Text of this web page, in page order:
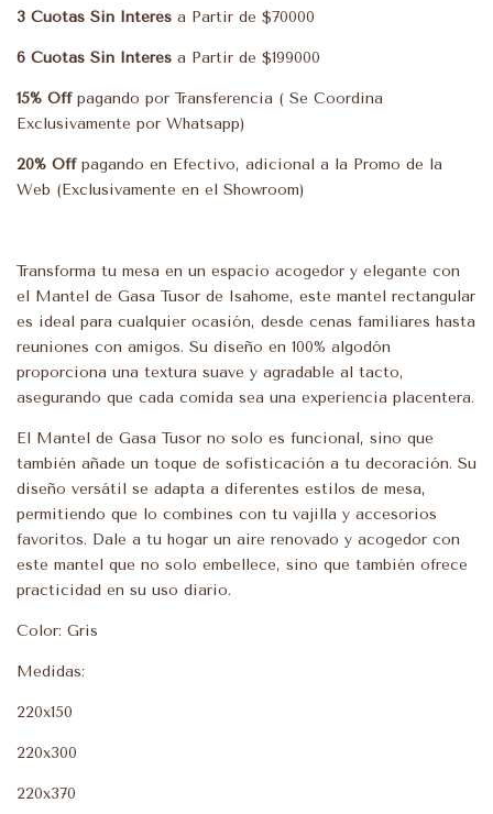
3 Cuotas Sin Interés a Partir de $70000
6 Cuotas Sin Interés a Partir de $199000
15% Off pagando por Transferencia ( Se Coordina
Exclusivamente por Whatsapp)
20% Offpagando en Efectivo, adicional a la Promo de la
Web (Exclusivamente en el Showroom)
Transforma tu mesa en un espacio acogedor y elegante con
el Mantel de Gasa Tusor de Isahome, este mantel rectangular
es ideal para cualquier ocasión, desde cenas familiares hasta
reuniones con amigos. Su diseño en 100% algodón
proporciona una textura suave y agradable al tacto,
asegurando que cada comida sea una experiencia placentera.
El Mantel de Gasa Tusor no solo es funcional, sino que
también añade un toque de sofisticación a tu decoración. Su
diseño versátil se adapta a diferentes estilos de mesa,
permitiendo que lo combines con tu vajilla y accesorios
favoritos. Dale a tu hogar un aire renovado y acogedor con
este mantel que no solo embellece, sino que también ofrece
practicidad en su uso diario.
Color: Gris
Medidas:
220x150
220x300
220x370